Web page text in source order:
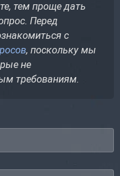
тем проще дать
Перед
с
, поскольку мы
не
требованиям.